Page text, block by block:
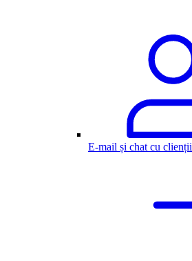
E-mail și chat cu clienții